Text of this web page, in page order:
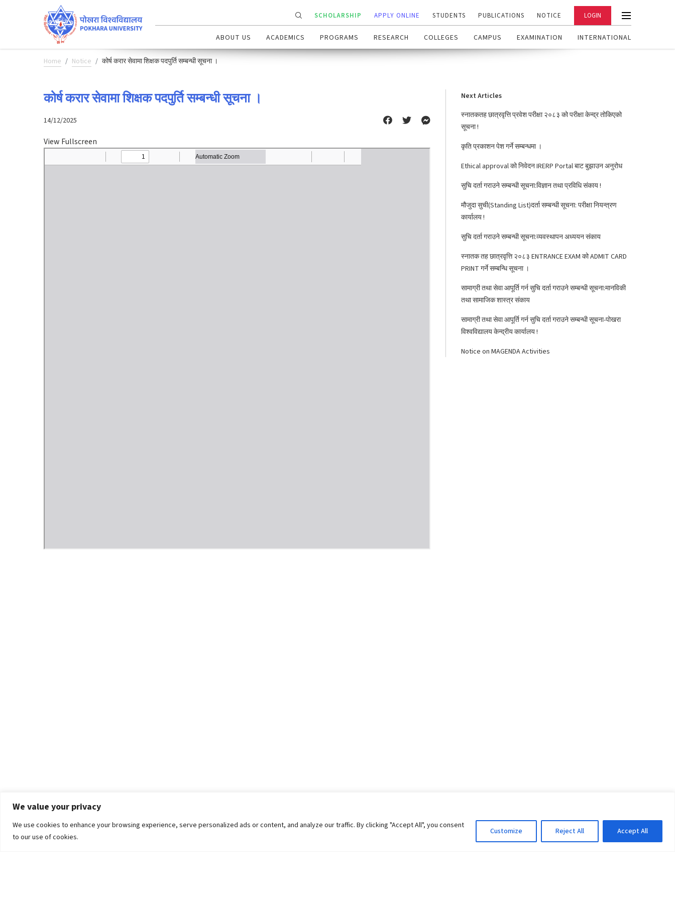
We value your privacy
We use cookies to enhance your browsing experience, serve personalized ads or content, and analyze our traffic. By clicking "Accept All", you consent
to our use of cookies.
Customize Reject All Accept All
SCHOLARSHIP APPLY ONLINE STUDENTS PUBLICATIONS NOTICE LOGIN
ABOUT US ACADEMICS PROGRAMS RESEARCH COLLEGES CAMPUS EXAMINATION INTERNATIONAL
Home Notice कोर्ष करार सेवामा शिक्षक पदपुर्ति सम्बन्धी सूचना ।
कोर्ष करार सेवामा शिक्षक पदपुर्ति सम्बन्धी सूचना ।
14/12/2025
View Fullscreen
Next Articles
स्नातकतह छात्रवृत्ति प्रवेश परीक्षा २०८३ को परीक्षा केन्द्र तोकिएको
सूचना !
कृति प्रकाशन पेश गर्ने सम्बन्धमा ।
Ethical approval को निवेदन IRERP Portal बाट बुझाउन अनुरोध
सुचि दर्ता गराउने सम्बन्धी सूचना:विज्ञान तथा प्रविधि संकाय !
मौजुदा सुची(Standing List)दर्ता सम्बन्धी सूचना: परीक्षा नियन्त्रण
कार्यालय !
सुचि दर्ता गराउने सम्बन्धी सूचना:व्यवस्थापन अध्ययन संकाय
स्नातक तह छात्रवृत्ति २०८३ ENTRANCE EXAM को ADMIT CARD
PRINT गर्ने सम्बन्धि सूचना ।
सामाग्री तथा सेवा आपूर्ति गर्न सुचि दर्ता गराउने सम्बन्धी सूचना:मानविकी
तथा सामाजिक शास्त्र संकाय
सामाग्री तथा सेवा आपूर्ति गर्न सुचि दर्ता गराउने सम्बन्धी सूचना-पोखरा
विश्वविद्यालय केन्द्रीय कार्यालय !
Notice on MAGENDA Activities